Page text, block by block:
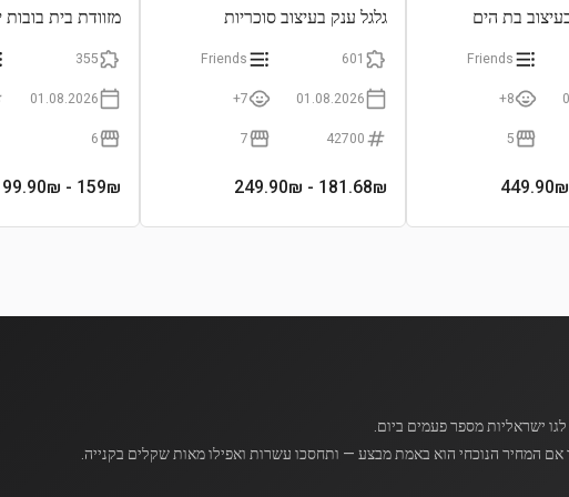
בת הים
Friends
8+
5
גלגל ענק בעיצוב סוכריות
601
Friends
01.08.2026
7+
42700
7
181.68₪
- 249.90₪
מזוודת בית בובות
355
01.08.2026
6
159₪
- 199.90₪
המחיר הנוכחי הוא באמת מבצע — ותחסכו עשרות ואפילו מאות שקלים בקנייה.